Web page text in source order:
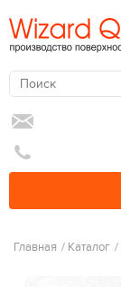
Главная / Каталог /